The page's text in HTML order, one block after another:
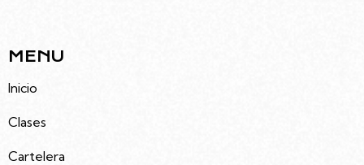
MENU
Inicio
Clases
Cartelera